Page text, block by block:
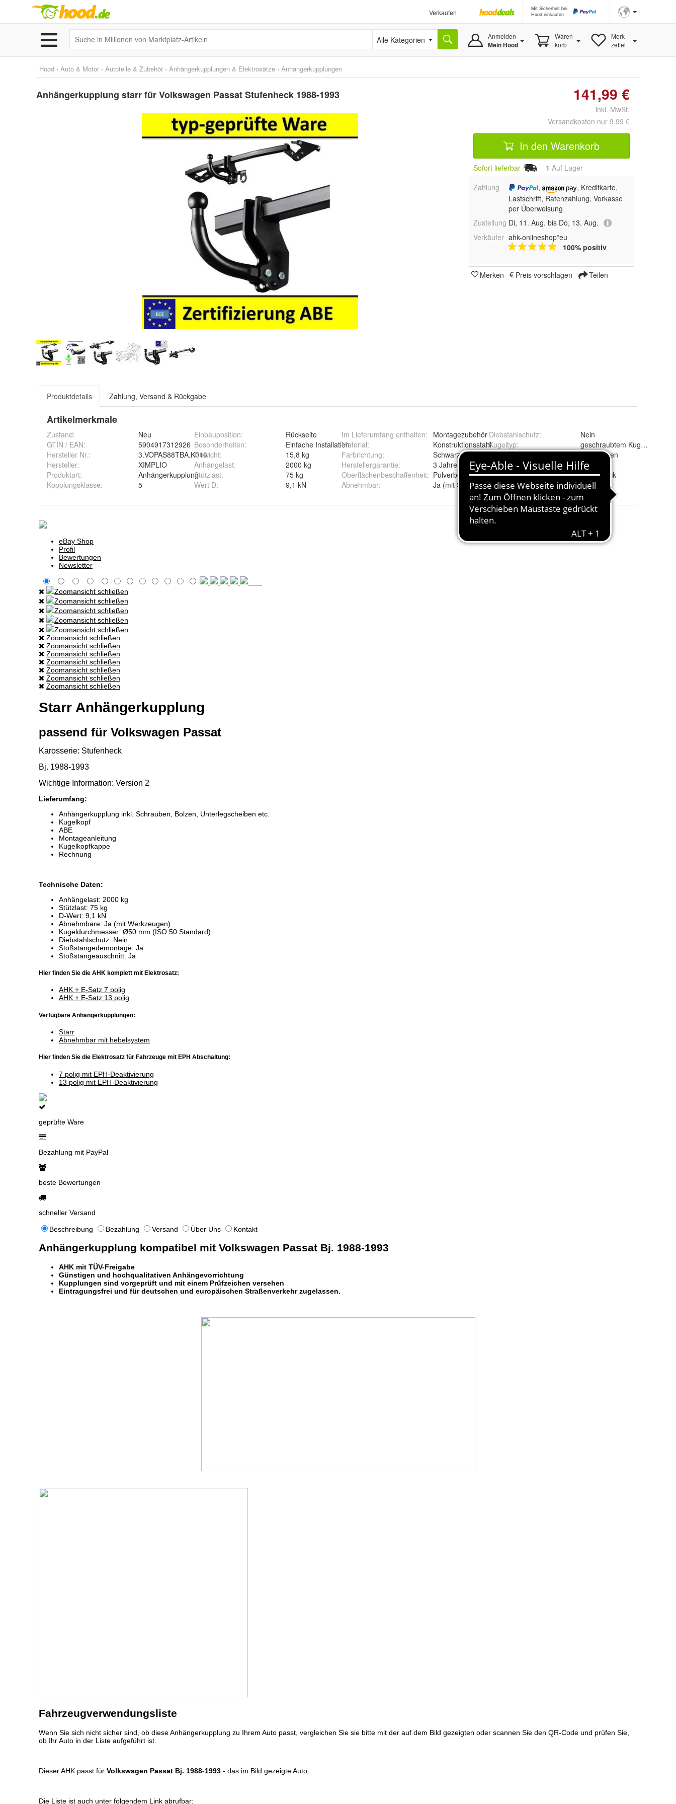
Verkaufen
Mit Sicherheit bei
Hood einkaufen
Alle Kategorien Anmelden
Mein Hood
Waren-
korb
Merk-
zettel
Hood › Auto & Motor › Autoteile & Zubehör › Anhängerkupplungen & Elektrosätze › Anhängerkupplungen
Anhängerkupplung starr für Volkswagen Passat Stufenheck 1988-1993 141,99 €
inkl. MwSt.
Versandkosten nur 9,99 €
In den Warenkorb
Sofort lieferbar 1 Auf Lager
Zahlung
,
, Kreditkarte,
Lastschrift, Ratenzahlung, Vorkasse
per Überweisung
Zustellung Di, 11. Aug. bis Do, 13. Aug.
Verkäufer ahk-onlineshop*eu
100% positiv
Merken Preis vorschlagen Teilen
Produktdetails Zahlung, Versand & Rückgabe
Artikelmerkmale
Zustand:
Neu
GTIN / EAN:
5904917312926
Hersteller Nr.:
3.VOPAS88TBA.K010
Hersteller:
XIMPLIO
Produktart:
Anhängerkupplung
Kopplungsklasse: 5
Einbauposition:
Rückseite
Besonderheiten:
Einfache Installation
Gewicht:
15,8 kg
Anhängelast:
2000 kg
Stützlast:
75 kg
Wert D: 9,1 kN
Im Lieferumfang enthalten:
Montagezubehör
Material:
Konstruktionsstahl
Farbrichtung:
Schwarz
Herstellergarantie:
3 Jahre
Oberflächenbeschaffenheit: Pulverbeschichtet
Abnehmbar: Ja (mit Schrauben)
Diebstahlschutz:
Nein
Kugeltyp:
geschraubtem Kugelkopf
Passend zu Marke:
Volkswagen
Modell:
Passat
Passend zu Karosserie: Stufenheck